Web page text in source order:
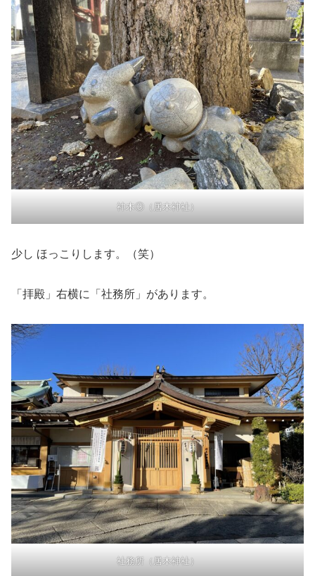
神木③（居木神社）
少し ほっこりします。（笑）
「拝殿」右横に「社務所」があります。
社務所（居木神社）